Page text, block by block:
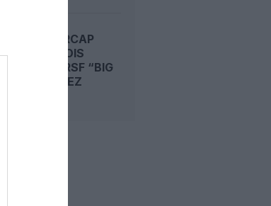
FRET : AERCAP
PLACE TROIS
777‑300ERSF “BIG
TWIN” CHEZ